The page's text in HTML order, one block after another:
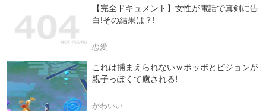
【完全ドキュメント】女性が電話で真剣に告
白!その結果は？!
恋愛
これは捕まえられないｗポッポとピジョンが
親子っぽくて癒される!
かわいい